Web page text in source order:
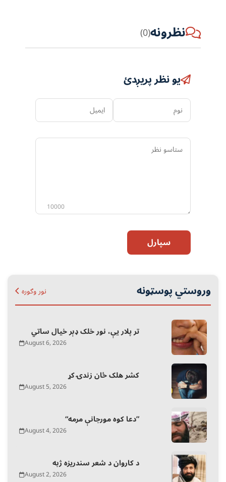
نظرونه(0)
یو نظر پریږدئ
نوم ایمیل
ستاسو
10000
سپارل
وروستي پوسټونه نور وګوره
تر پلار یې، نور خلک ډېر خیال ساتي
August 6, 2026
کشر هلک ځان زندۍ کړ
August 5, 2026
“دعا کوه مورجانې مرمه”
August 4, 2026
د کاروان د شعر سندریزه ژبه
August 2, 2026